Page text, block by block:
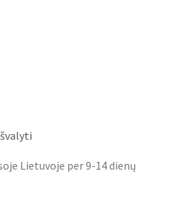
Lietuvoje per 9-14 dienų